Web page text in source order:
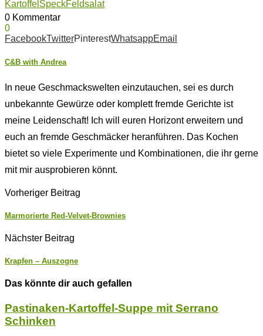
Kartoffel SpeckFeldsalat
0 Kommentar
0
FacebookTwitterPinterestWhatsappEmail
C&B with Andrea
In neue Geschmackswelten einzutauchen, sei es durch
unbekannte Gewürze oder komplett fremde Gerichte ist
meine Leidenschaft! Ich will euren Horizont erweitern und
euch an fremde Geschmäcker heranführen. Das Kochen
bietet so viele Experimente und Kombinationen, die ihr gerne
mit mir ausprobieren könnt.
Vorheriger Beitrag
Marmorierte Red-Velvet-Brownies
Nächster Beitrag
Krapfen – Auszogne
Das könnte dir auch gefallen
Pastinaken-Kartoffel-Suppe mit Serrano
Schinken